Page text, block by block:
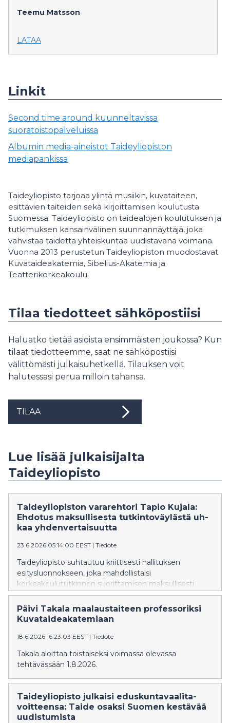
Teemu Matsson
LATAA
Linkit
Second time around kuunneltavissa
suoratoistopalveluissa
Albumin media-aineistot Taideyliopiston
mediapankissa
Taideyliopisto tarjoaa ylintä musiikin, kuvataiteen,
esittävien taiteiden sekä kirjoittamisen koulutusta
Suomessa. Taideyliopisto on taidealojen koulutuksen ja
tutkimuksen kansainvälinen suunnannäyttäjä, joka
vahvistaa taidetta yhteiskuntaa uudistavana voimana.
Vuonna 2013 perustetun Taideyliopiston muodostavat
Kuvataideakatemia, Sibelius-Akatemia ja
Teatterikorkeakoulu.
Tilaa tiedotteet sähköpostiisi
Haluatko tietää asioista ensimmäisten joukossa? Kun
tilaat tiedotteemme, saat ne sähköpostiisi
välittömästi julkaisuhetkellä. Tilauksen voit
halutessasi perua milloin tahansa.
TILAA
Lue lisää julkaisijalta
Taideyliopisto
Tai­dey­li­opis­ton vararehtori Tapio Kujala:
Eh­do­tus mak­sul­li­ses­ta tut­kin­to­väy­läs­tä uh­
kaa yh­den­ver­tai­suut­ta
23.6.2026 05:14:00 EEST | Tiedote
Taideyliopisto suhtautuu kriittisesti hallituksen
esitysluonnokseen, joka mahdollistaisi
korkeakoulututkinnon suorittamisen maksullisesti
avoimen korkeakouluopetuksen kautta. Yliopiston
mukaan ehdotus voi heikentää koulutuksen
yhdenvertaisuutta, läpinäkyvyyttä ja laatua.
Päivi Takala maalaustaiteen professoriksi
Kuvataideakatemiaan
18.6.2026 16:23:03 EEST | Tiedote
Takala aloittaa toistaiseksi voimassa olevassa
tehtävässään 1.8.2026.
Tai­dey­li­opis­to jul­kai­si edus­kun­ta­vaa­li­ta­
voit­teen­sa: Tai­de osak­si Suo­men kes­tä­vää
uu­dis­tu­mis­ta